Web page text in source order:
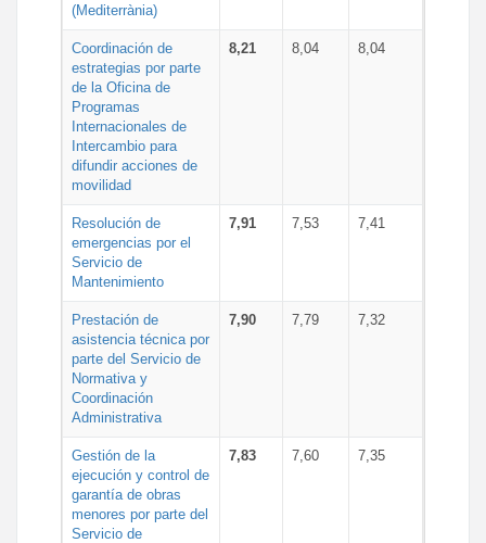
(Mediterrània)
Coordinación de
estrategias por parte
de la Oficina de
Programas
Internacionales de
Intercambio para
difundir acciones de
movilidad
8,21 8,04 8,04
Resolución de
emergencias por el
Servicio de
Mantenimiento
7,91 7,53 7,41
Prestación de
asistencia técnica por
parte del Servicio de
Normativa y
Coordinación
Administrativa
7,90 7,79 7,32
Gestión de la
ejecución y control de
garantía de obras
menores por parte del
Servicio de
7,83 7,60 7,35